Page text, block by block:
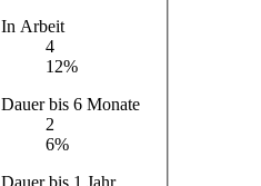
In Arbeit
4
12%
Dauer bis 6 Monate
2
6%